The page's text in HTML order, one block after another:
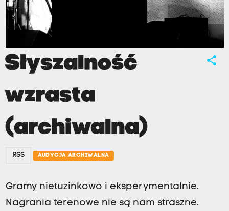
share
Słyszalność
wzrasta
(archiwalna)
RSS AUDYCJA ARCHIWALNA
Gramy nietuzinkowo i eksperymentalnie.
Nagrania terenowe nie są nam straszne.